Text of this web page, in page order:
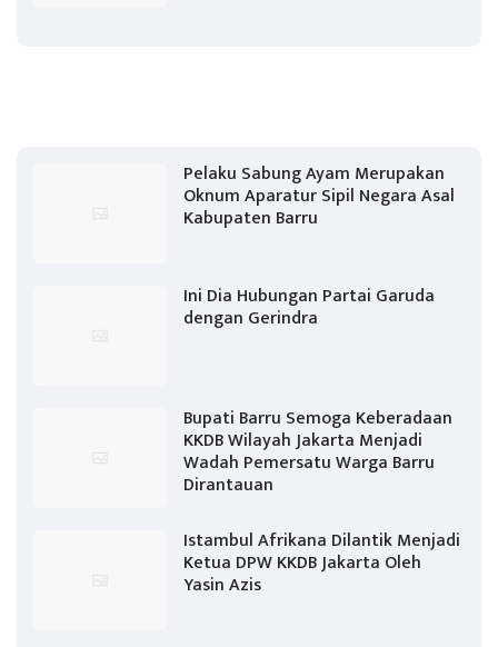
Pelaku Sabung Ayam Merupakan
Oknum Aparatur Sipil Negara Asal
Kabupaten Barru
Ini Dia Hubungan Partai Garuda
dengan Gerindra
Bupati Barru Semoga Keberadaan
KKDB Wilayah Jakarta Menjadi
Wadah Pemersatu Warga Barru
Dirantauan
Istambul Afrikana Dilantik Menjadi
Ketua DPW KKDB Jakarta Oleh
Yasin Azis